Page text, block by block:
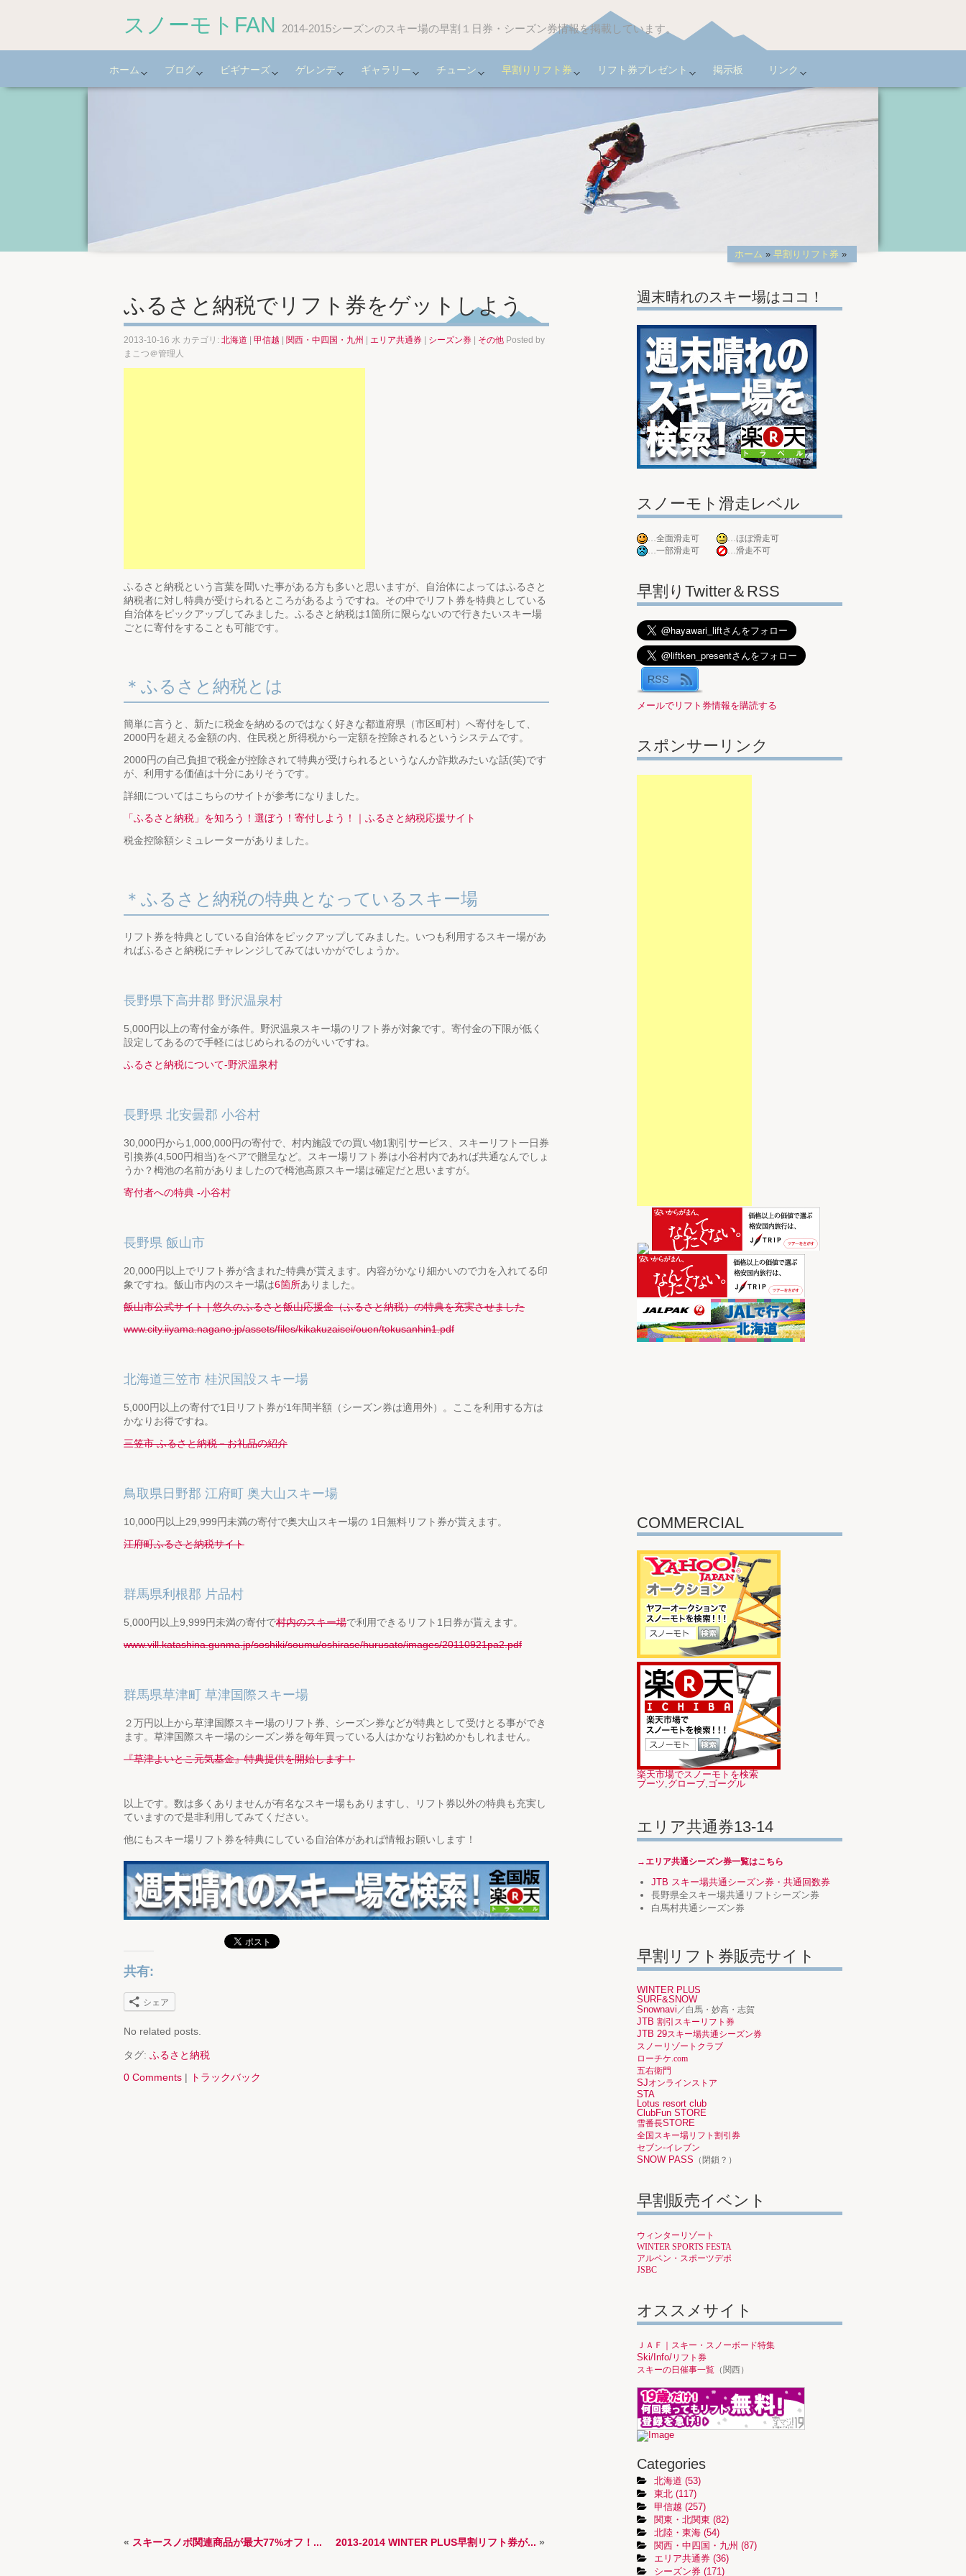
スノーモトFAN 2014-2015シーズンのスキー場の早割１日券・シーズン券情報を掲載しています。
ホーム ブログ ビギナーズ ゲレンデ ギャラリー チューン 早割りリフト券 リフト券プレゼント 掲示板 リンク
ホーム » 早割りリフト券 »
ふるさと納税でリフト券をゲットしよう
2013-10-16 水 カテゴリ: 北海道 甲信越 関西・中四国・九州 エリア共通券 シーズン券 その他 Posted by
まこつ＠管理人
ふるさと納税という言葉を聞いた事がある方も多いと思いますが、自治体によってはふるさと
納税者に対し特典が受けられるところがあるようですね。その中でリフト券を特典としている
自治体をピックアップしてみました。ふるさと納税は1箇所に限らないので行きたいスキー場
ごとに寄付をすることも可能です。
ふるさと納税とは
簡単に言うと、新たに税金を納めるのではなく好きな都道府県（市区町村）へ寄付をして、
2000円を超える金額の内、住民税と所得税から一定額を控除されるというシステムです。
2000円の自己負担で税金が控除されて特典が受けられるというなんか詐欺みたいな話(笑)です
が、利用する価値は十分にありそうです。
詳細についてはこちらのサイトが参考になりました。
「ふるさと納税」を知ろう！選ぼう！寄付しよう！｜ふるさと納税応援サイト
税金控除額シミュレーターがありました。
ふるさと納税の特典となっているスキー場
リフト券を特典としている自治体をピックアップしてみました。いつも利用するスキー場があ
ればふるさと納税にチャレンジしてみてはいかがでしょうか。
長野県下高井郡 野沢温泉村
5,000円以上の寄付金が条件。野沢温泉スキー場のリフト券が対象です。寄付金の下限が低く
設定してあるので手軽にはじめられるのがいいですね。
ふるさと納税について‐野沢温泉村
長野県 北安曇郡 小谷村
30,000円から1,000,000円の寄付で、村内施設での買い物1割引サービス、スキーリフト一日券
引換券(4,500円相当)をペアで贈呈など。スキー場リフト券は小谷村内であれば共通なんでしょ
うか？栂池の名前がありましたので栂池高原スキー場は確定だと思いますが。
寄付者への特典 ‐小谷村
長野県 飯山市
20,000円以上でリフト券が含まれた特典が貰えます。内容がかなり細かいので力を入れてる印
象ですね。飯山市内のスキー場は6箇所ありました。
飯山市公式サイト | 悠久のふるさと飯山応援金（ふるさと納税）の特典を充実させました
www.city.iiyama.nagano.jp/assets/files/kikakuzaisei/ouen/tokusanhin1.pdf
北海道三笠市 桂沢国設スキー場
5,000円以上の寄付で1日リフト券が1年間半額（シーズン券は適用外）。ここを利用する方は
かなりお得ですね。
三笠市 ふるさと納税－お礼品の紹介
鳥取県日野郡 江府町 奥大山スキー場
10,000円以上29,999円未満の寄付で奥大山スキー場の 1日無料リフト券が貰えます。
江府町ふるさと納税サイト
群馬県利根郡 片品村
5,000円以上9,999円未満の寄付で村内のスキー場で利用できるリフト1日券が貰えます。
www.vill.katashina.gunma.jp/soshiki/soumu/oshirase/hurusato/images/20110921pa2.pdf
群馬県草津町 草津国際スキー場
２万円以上から草津国際スキー場のリフト券、シーズン券などが特典として受けとる事ができ
ます。草津国際スキー場のシーズン券を毎年買っている人はかなりお勧めかもしれません。
『草津よいとこ元気基金』特典提供を開始します！
以上です。数は多くありませんが有名なスキー場もありますし、リフト券以外の特典も充実し
ていますので是非利用してみてください。
他にもスキー場リフト券を特典にしている自治体があれば情報お願いします！
共有:
シェア
No related posts.
タグ: ふるさと納税
0 Comments | トラックバック
« スキースノボ関連商品が最大77%オフ！... 2013-2014 WINTER PLUS早割リフト券が... »
週末晴れのスキー場はココ！
スノーモト滑走レベル
…全面滑走可
…ほぼ滑走可
…一部滑走可
…滑走不可
早割りTwitter＆RSS
メールでリフト券情報を購読する
スポンサーリンク
COMMERCIAL
楽天市場でスノーモトを検索
ブーツ グローブ ゴーグル
エリア共通券13-14
→エリア共通シーズン券一覧はこちら
JTB スキー場共通シーズン券・共通回数券
長野県全スキー場共通リフトシーズン券
白馬村共通シーズン券
早割リフト券販売サイト
WINTER PLUS
SURF&SNOW
Snownavi ／白馬・妙高・志賀
JTB 割引スキーリフト券
JTB 29スキー場共通シーズン券
スノーリゾートクラブ
ローチケ.com
五右衛門
SJオンラインストア
STA
Lotus resort club
ClubFun STORE
雪番長STORE
全国スキー場リフト割引券
セブン-イレブン
SNOW PASS （閉鎖？）
早割販売イベント
ウィンターリゾート
WINTER SPORTS FESTA
アルペン・スポーツデポ
JSBC
オススメサイト
ＪＡＦ｜スキー・スノーボード特集
Ski/Info/リフト券
スキーの日催事一覧 （関西）
Categories
北海道 (53)
東北 (117)
甲信越 (257)
関東・北関東 (82)
北陸・東海 (54)
関西・中四国・九州 (87)
エリア共通券 (36)
シーズン券 (171)